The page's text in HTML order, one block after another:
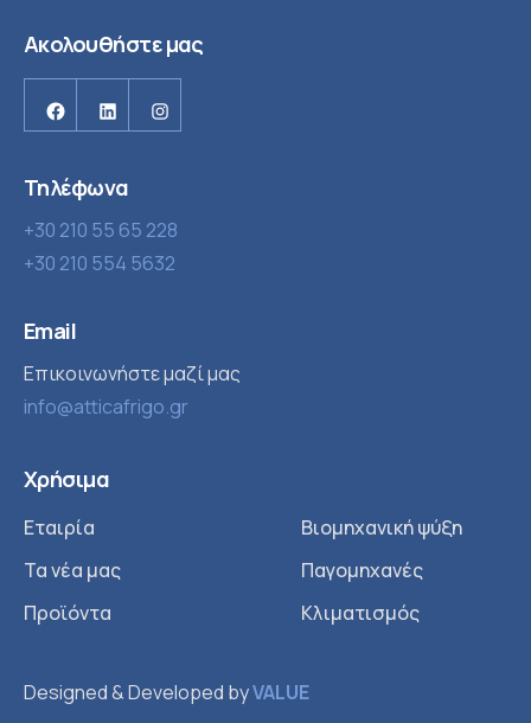
Ακολουθήστε μας
FacebookLinkedinInstagram
Τηλέφωνα
+30 210 55 65 228
+30 210 554 5632
Email
Επικοινωνήστε μαζί μας
info@atticafrigo.gr
Χρήσιμα
Εταιρία
Τα νέα μας
Προϊόντα
Βιομηχανική ψύξη
Παγομηχανές
Κλιματισμός
Designed & Developed byVALUE